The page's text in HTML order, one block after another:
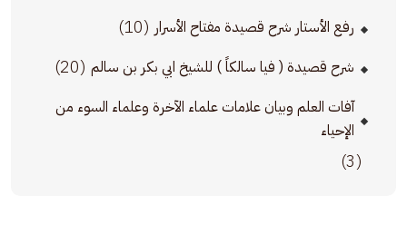
رفع الأستار شرح قصيدة مفتاح الأسرار (10)
شرح قصيدة ( فيا سالكاً ) للشيخ ابي بكر بن سالم (20)
آفات العلم وبيان علامات علماء الآخرة وعلماء السوء من
الإحياء
(3)